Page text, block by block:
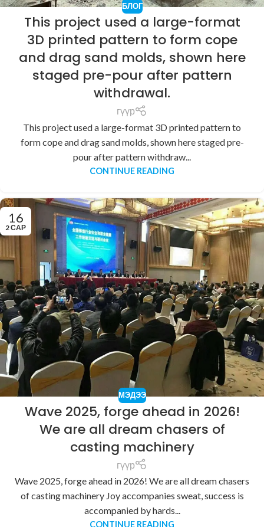
БЛОГ
This project used a large-format
3D printed pattern to form cope
and drag sand molds, shown here
staged pre-pour after pattern
withdrawal.
гүүр
This project used a large-format 3D printed pattern to
form cope and drag sand molds, shown here staged pre-
pour after pattern withdraw...
CONTINUE READING
16
2 САР
МЭДЭЭ
Wave 2025, forge ahead in 2026!
We are all dream chasers of
casting machinery
гүүр
Wave 2025, forge ahead in 2026! We are all dream chasers
of casting machinery Joy accompanies sweat, success is
accompanied by hards...
CONTINUE READING